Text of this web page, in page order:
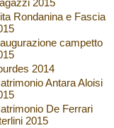
2015
Rondanina e Fascia
campetto
2014
Antara Aloisi
De Ferrari
2015